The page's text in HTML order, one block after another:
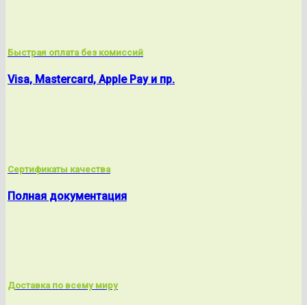
Быстрая оплата без комиссий
Visa, Mastercard, Apple Pay и пр.
Сертификаты качества
Полная документация
Доставка по всему миру